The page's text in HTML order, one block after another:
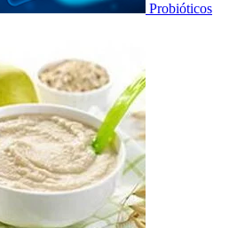
Probióticos